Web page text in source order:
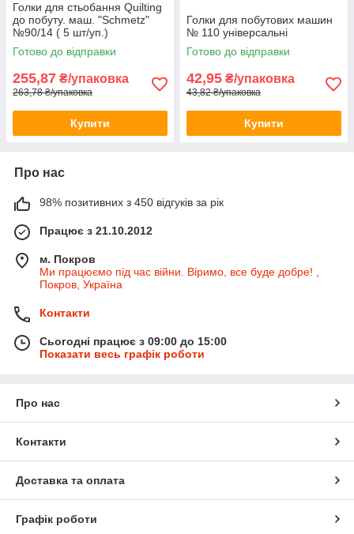
Голки для стьобання Quilting
до побуту. маш. "Schmetz"
№90/14 ( 5 шт/уп.)
Готово до відправки
255,87 ₴/упаковка
263,78 ₴/упаковка
Купити
Голки для побутових машин
№ 110 універсальні
Готово до відправки
42,95 ₴/упаковка
43,82 ₴/упаковка
Купити
Про нас
98% позитивних з 450 відгуків за рік
Працює з 21.10.2012
м. Покров
Ми працюємо під час війни. Віримо, все буде добре! ,
Покров, Україна
Контакти
Сьогодні працює з 09:00 до 15:00
Показати весь графік роботи
Про нас
Контакти
Доставка та оплата
Графік роботи